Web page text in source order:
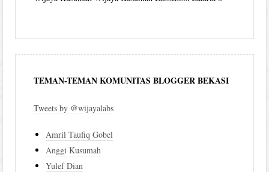
TEMAN-TEMAN KOMUNITAS BLOGGER BEKASI
Tweets by @wijayalabs
Amril Taufiq Gobel
Anggi Kusumah
Yulef Dian